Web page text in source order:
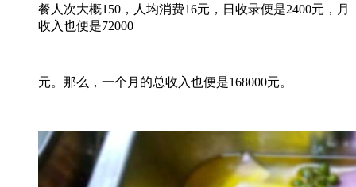
餐人次大概150，人均消费16元，日收录便是2400元，月
收入也便是72000
元。那么，一个月的总收入也便是168000元。